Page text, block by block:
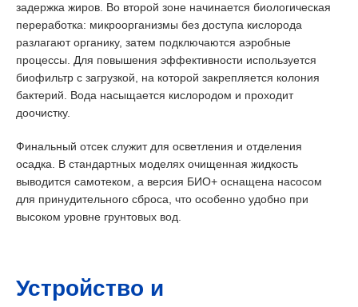
задержка жиров. Во второй зоне начинается биологическая
переработка: микроорганизмы без доступа кислорода
разлагают органику, затем подключаются аэробные
процессы. Для повышения эффективности используется
биофильтр с загрузкой, на которой закрепляется колония
бактерий. Вода насыщается кислородом и проходит
доочистку.
Финальный отсек служит для осветления и отделения
осадка. В стандартных моделях очищенная жидкость
выводится самотеком, а версия БИО+ оснащена насосом
для принудительного сброса, что особенно удобно при
высоком уровне грунтовых вод.
Устройство и